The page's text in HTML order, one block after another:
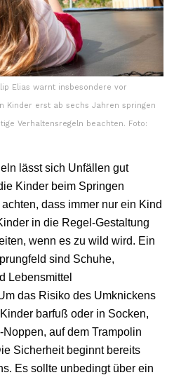
Elias warnt insbesondere vor
Kinder erst ab sechs Jahren springen
Verhaltensregeln beachten. Foto:
lässt sich Unfällen gut
Kinder beim Springen
dass immer nur ein Kind
in die Regel-Gestaltung
wenn es zu wild wird. Ein
sind Schuhe,
Lebensmittel
das Risiko des Umknickens
barfuß oder in Socken,
auf dem Trampolin
Sicherheit beginnt bereits
Es sollte unbedingt über ein